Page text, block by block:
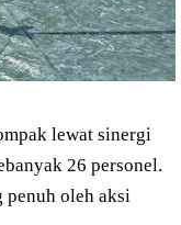
lewat sinergi
26 personel.
penuh oleh aksi